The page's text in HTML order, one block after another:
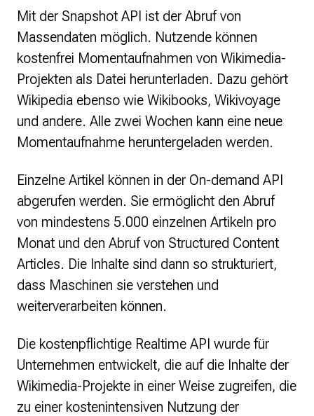
Mit der Snapshot API ist der Abruf von
Massendaten möglich. Nutzende können
kostenfrei Momentaufnahmen von Wikimedia-
Projekten als Datei herunterladen. Dazu gehört
Wikipedia ebenso wie Wikibooks, Wikivoyage
und andere. Alle zwei Wochen kann eine neue
Momentaufnahme heruntergeladen werden.
Einzelne Artikel können in der On-demand API
abgerufen werden. Sie ermöglicht den Abruf
von mindestens 5.000 einzelnen Artikeln pro
Monat und den Abruf von Structured Content
Articles. Die Inhalte sind dann so strukturiert,
dass Maschinen sie verstehen und
weiterverarbeiten können.
Die kostenpflichtige Realtime API wurde für
Unternehmen entwickelt, die auf die Inhalte der
Wikimedia-Projekte in einer Weise zugreifen, die
zu einer kostenintensiven Nutzung der